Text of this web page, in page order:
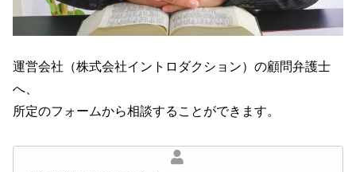
運営会社（株式会社イントロダクション）の顧問弁護士
へ、
所定のフォームから相談することができます。